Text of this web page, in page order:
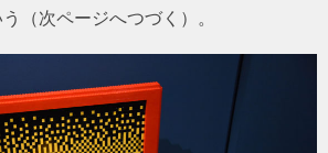
（次ページへつづく）。